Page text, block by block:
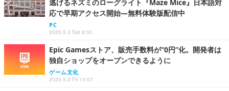
逃げるネズミのローグライト『Maze Mice』日本語対
応で早期アクセス開始―無料体験版配信中
PC
2025.5.3 Sat 8:00
Epic Gamesストア、販売手数料が“0円”化。開発者は
独自ショップをオープンできるように
ゲーム文化
2025.5.2 Fri 14:07